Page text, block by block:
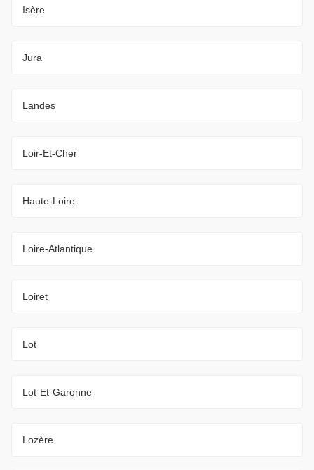
Isère
Jura
Landes
Loir-Et-Cher
Haute-Loire
Loire-Atlantique
Loiret
Lot
Lot-Et-Garonne
Lozère